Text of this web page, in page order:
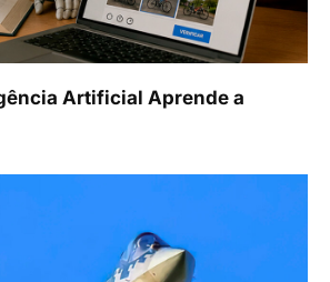
Artificial Aprende a